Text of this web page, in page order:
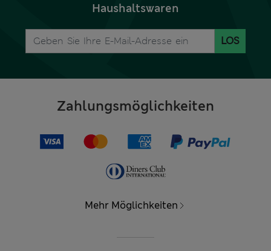
Haushaltswaren
LOS
Zahlungsmöglichkeiten
Mehr Möglichkeiten